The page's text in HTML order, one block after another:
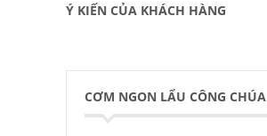
Ý KIẾN CỦA KHÁCH HÀNG
CƠM NGON LẨU CÔNG CHÚA